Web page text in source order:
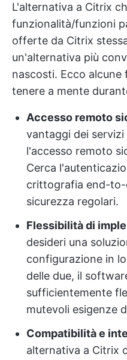
L'alternativa a Citrix
funzionalità/funzioni
offerte da Citrix
un'alternativa più
nascosti. Ecco
tenere a mente
Accesso remoto
vantaggi dei
l'accesso remoto
Cerca
crittografia end-to-
sicurezza regolari.
Flessibilità di
desideri una
configurazione in
delle due, il
sufficientemente
mutevoli esigenze
Compatibilità e
alternativa a Citrix